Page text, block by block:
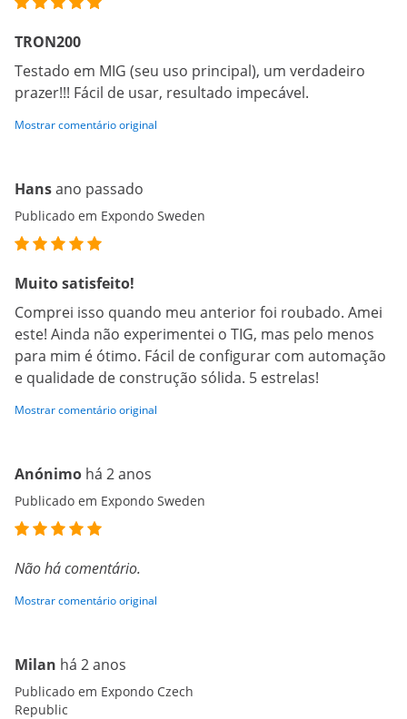
TRON200
Testado em MIG (seu uso principal), um verdadeiro
prazer!!! Fácil de usar, resultado impecável.
Mostrar comentário original
Hansano passado
Publicado em Expondo Sweden
Muito satisfeito!
Comprei isso quando meu anterior foi roubado. Amei
este! Ainda não experimentei o TIG, mas pelo menos
para mim é ótimo. Fácil de configurar com automação
e qualidade de construção sólida. 5 estrelas!
Mostrar comentário original
Anónimo há 2 anos
Publicado em Expondo Sweden
Não há comentário.
Mostrar comentário original
Milan há 2 anos
Publicado em Expondo Czech
Republic